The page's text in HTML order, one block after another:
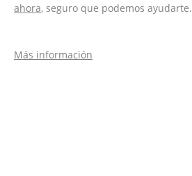
ahora, seguro que podemos ayudarte.
Más información